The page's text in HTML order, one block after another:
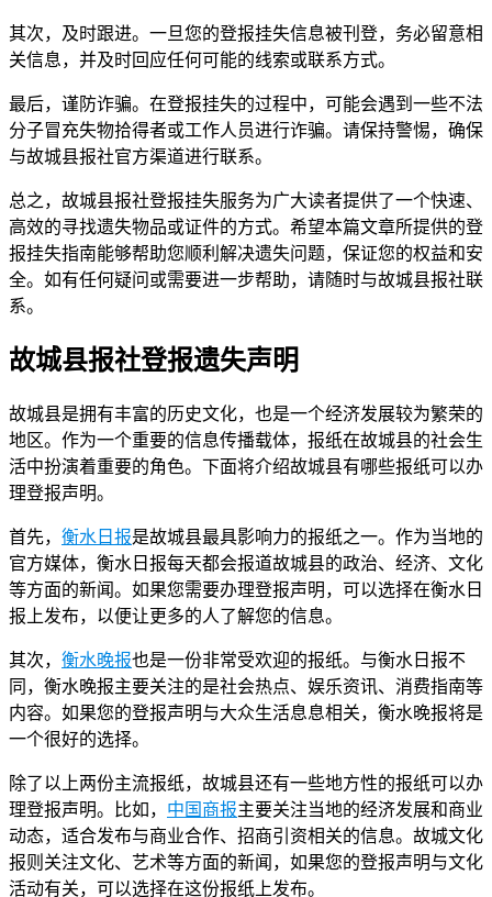
其次，及时跟进。一旦您的登报挂失信息被刊登，务必留意相
关信息，并及时回应任何可能的线索或联系方式。
最后，谨防诈骗。在登报挂失的过程中，可能会遇到一些不法
分子冒充失物拾得者或工作人员进行诈骗。请保持警惕，确保
与故城县报社官方渠道进行联系。
总之，故城县报社登报挂失服务为广大读者提供了一个快速、
高效的寻找遗失物品或证件的方式。希望本篇文章所提供的登
报挂失指南能够帮助您顺利解决遗失问题，保证您的权益和安
全。如有任何疑问或需要进一步帮助，请随时与故城县报社联
系。
故城县报社登报遗失声明
故城县是拥有丰富的历史文化，也是一个经济发展较为繁荣的
地区。作为一个重要的信息传播载体，报纸在故城县的社会生
活中扮演着重要的角色。下面将介绍故城县有哪些报纸可以办
理登报声明。
首先， 衡水日报是故城县最具影响力的报纸之一。作为当地的
官方媒体，衡水日报每天都会报道故城县的政治、经济、文化
等方面的新闻。如果您需要办理登报声明，可以选择在衡水日
报上发布，以便让更多的人了解您的信息。
其次， 衡水晚报也是一份非常受欢迎的报纸。与衡水日报不
同，衡水晚报主要关注的是社会热点、娱乐资讯、消费指南等
内容。如果您的登报声明与大众生活息息相关，衡水晚报将是
一个很好的选择。
除了以上两份主流报纸，故城县还有一些地方性的报纸可以办
理登报声明。比如， 中国商报主要关注当地的经济发展和商业
动态，适合发布与商业合作、招商引资相关的信息。故城文化
报则关注文化、艺术等方面的新闻，如果您的登报声明与文化
活动有关，可以选择在这份报纸上发布。